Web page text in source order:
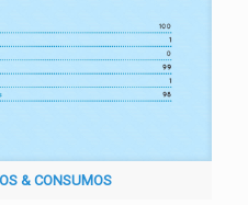
& CONSUMOS